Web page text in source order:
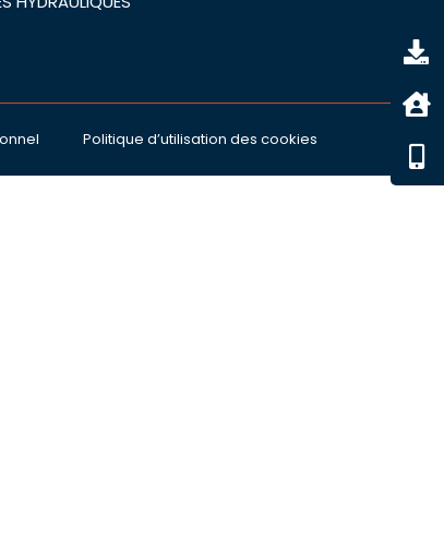
Politique d’utilisation des cookies